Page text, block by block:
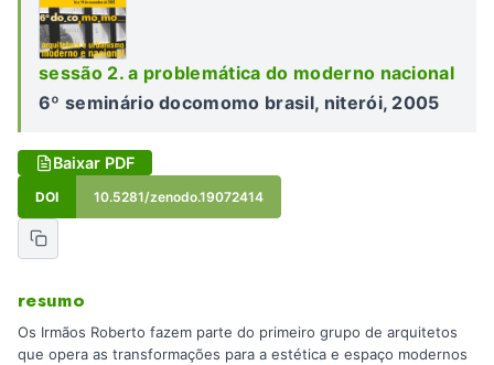
sessão 2. a problemática do moderno nacional
6º seminário docomomo brasil, niterói, 2005
Baixar PDF
DOI 10.5281/zenodo.19072414
resumo
Os Irmãos Roberto fazem parte do primeiro grupo de arquitetos
que opera as transformações para a estética e espaço modernos